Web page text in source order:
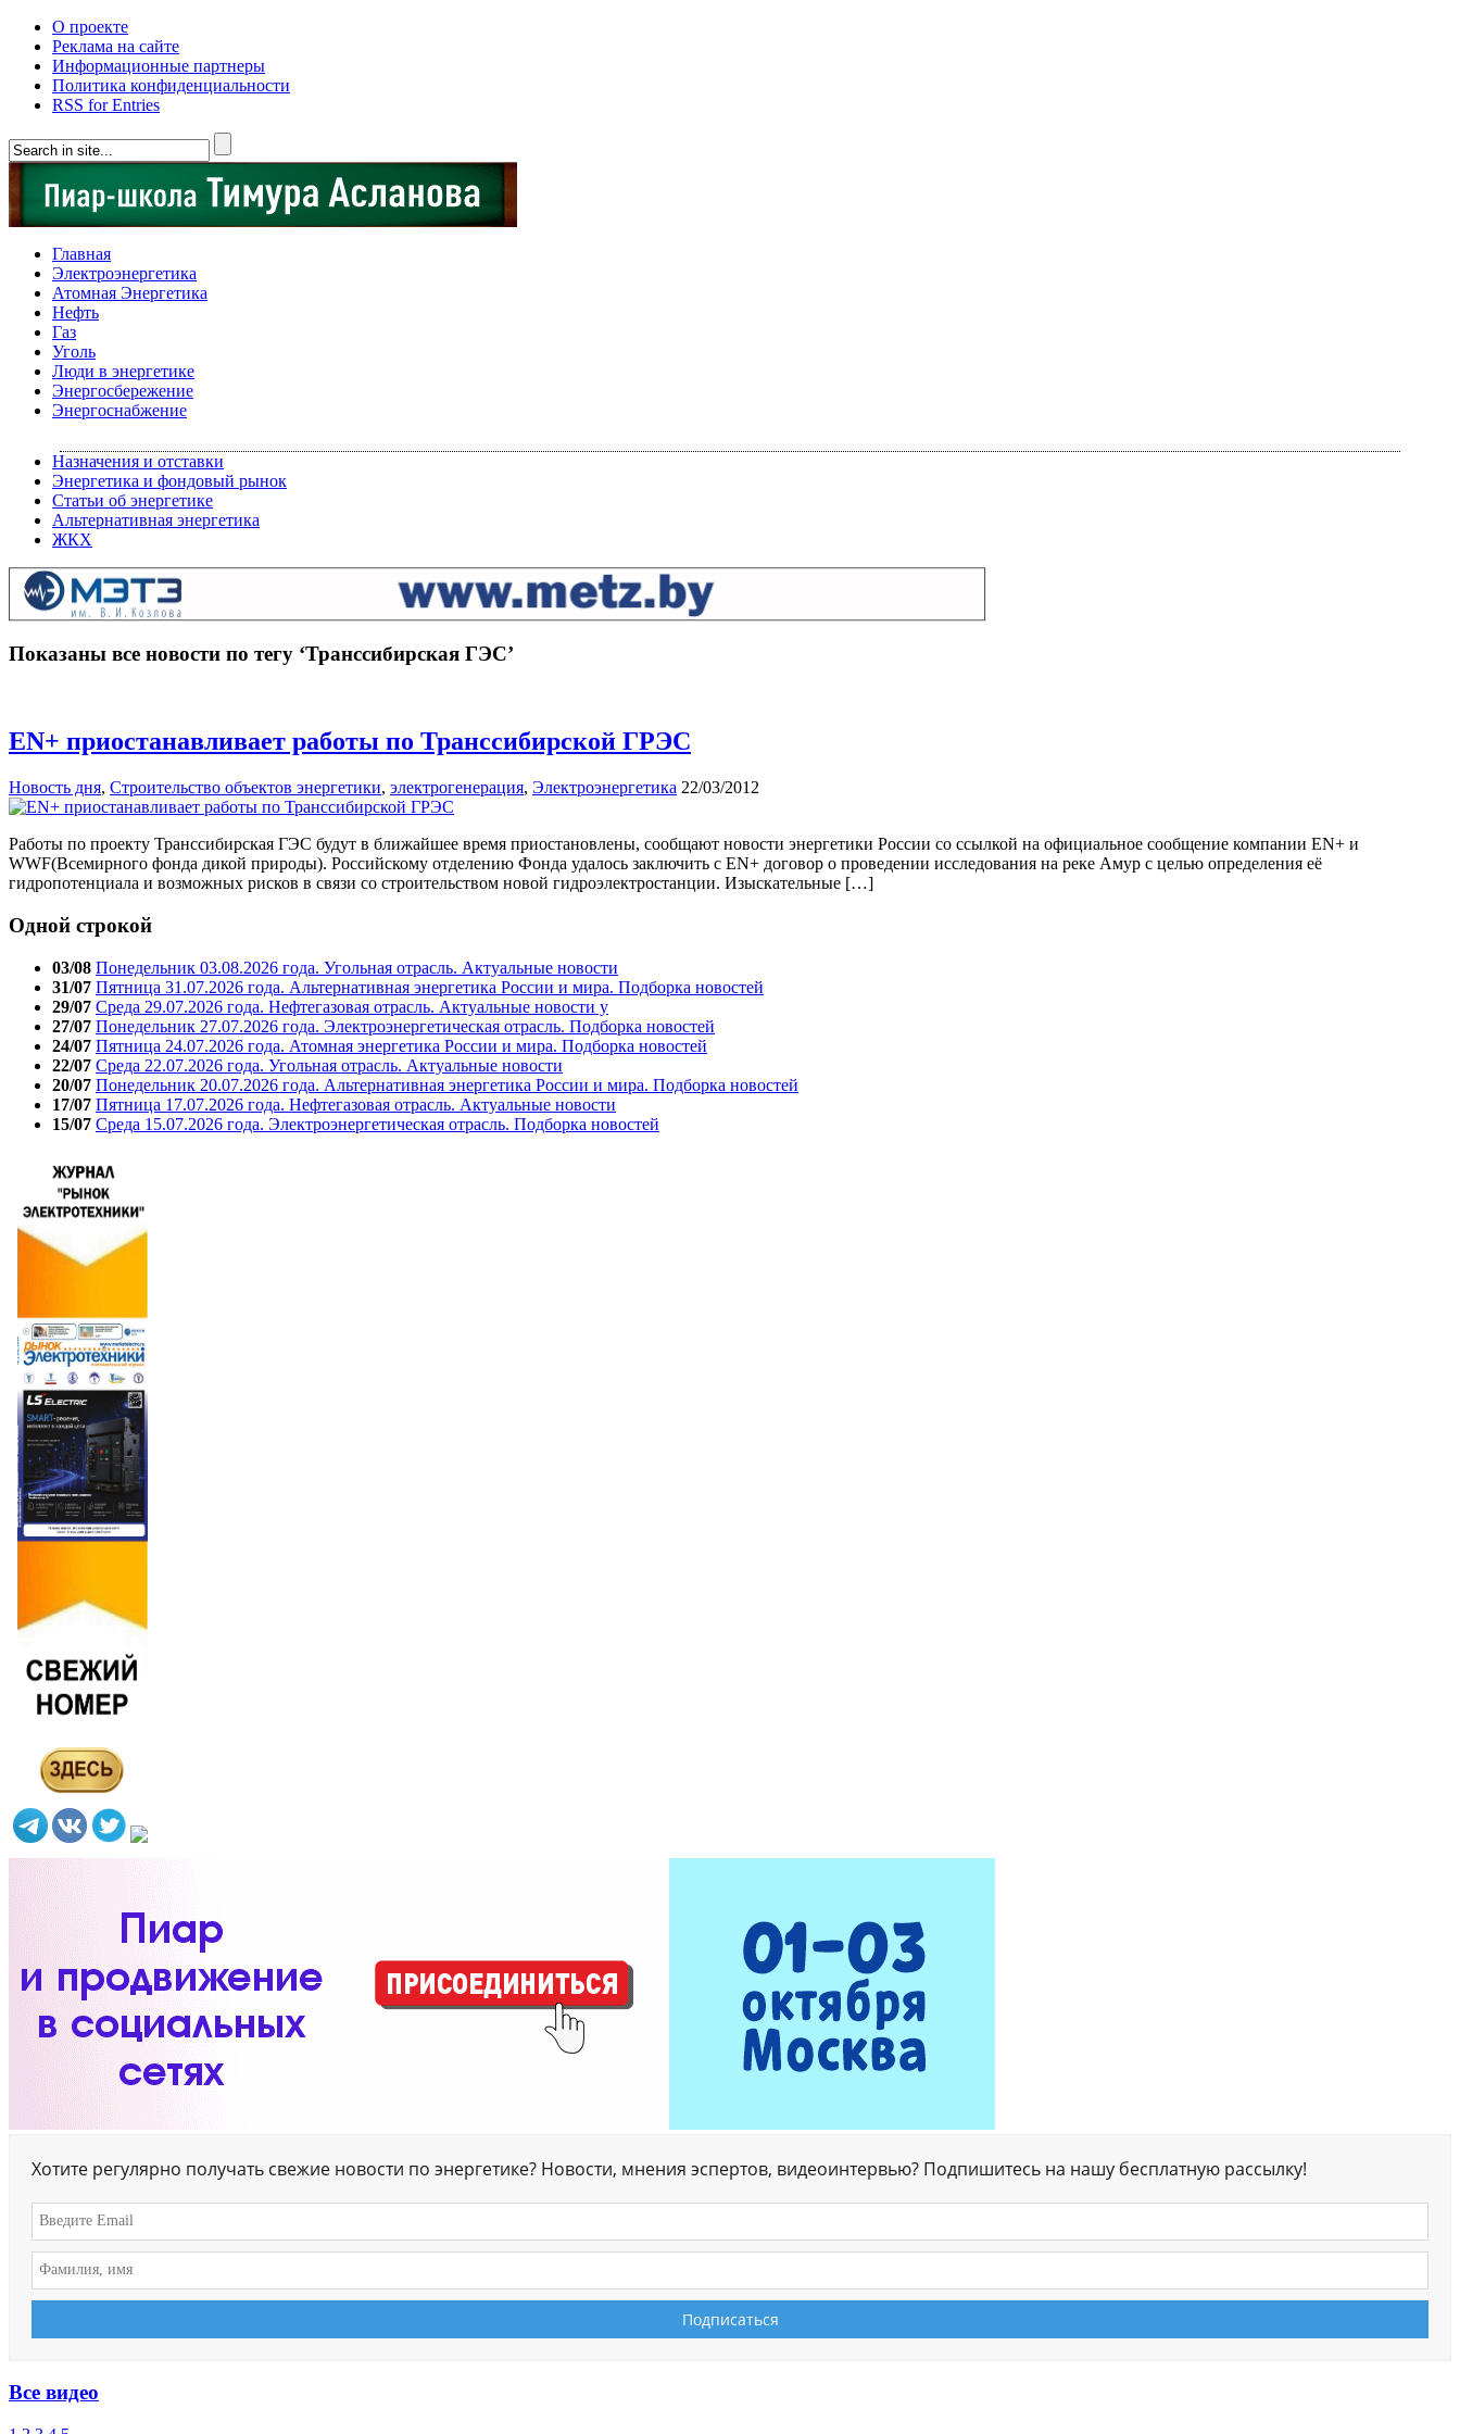
О проекте
Реклама на сайте
Информационные партнеры
Политика конфиденциальности
RSS for Entries
Главная
Электроэнергетика
Атомная Энергетика
Нефть
Газ
Уголь
Люди в энергетике
Энергосбережение
Энергоснабжение
Назначения и отставки
Энергетика и фондовый рынок
Статьи об энергетике
Альтернативная энергетика
ЖКХ
Показаны все новости по тегу ‘Транссибирская ГЭС’
EN+ приостанавливает работы по Транссибирской ГРЭС
Новость дня, Строительство объектов энергетики, электрогенерация, Электроэнергетика 22/03/2012
Работы по проекту Транссибирская ГЭС будут в ближайшее время приостановлены, сообщают новости энергетики России со ссылкой на официальное сообщение компании EN+ и
WWF(Всемирного фонда дикой природы). Российскому отделению Фонда удалось заключить с EN+ договор о проведении исследования на реке Амур с целью определения её
гидропотенциала и возможных рисков в связи со строительством новой гидроэлектростанции. Изыскательные […]
Одной строкой
03/08 Понедельник 03.08.2026 года. Угольная отрасль. Актуальные новости
31/07 Пятница 31.07.2026 года. Альтернативная энергетика России и мира. Подборка новостей
29/07 Среда 29.07.2026 года. Нефтегазовая отрасль. Актуальные новости у
27/07 Понедельник 27.07.2026 года. Электроэнергетическая отрасль. Подборка новостей
24/07 Пятница 24.07.2026 года. Атомная энергетика России и мира. Подборка новостей
22/07 Среда 22.07.2026 года. Угольная отрасль. Актуальные новости
20/07 Понедельник 20.07.2026 года. Альтернативная энергетика России и мира. Подборка новостей
17/07 Пятница 17.07.2026 года. Нефтегазовая отрасль. Актуальные новости
15/07 Среда 15.07.2026 года. Электроэнергетическая отрасль. Подборка новостей
Хотите регулярно получать свежие новости по энергетике? Новости, мнения эспертов, видеоинтервью? Подпишитесь на нашу бесплатную рассылку!
Все видео